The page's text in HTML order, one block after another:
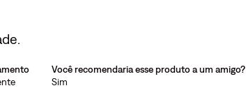
Você recomendaria esse produto a um amigo?
Sim